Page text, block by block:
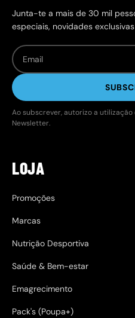
Junta-te a mais de 30 mil
especiais, novidades
Ao subscrever, autorizo a
Newsletter.
LOJA
Promoções
Marcas
Nutrição Desportiva
Saúde & Bem-estar
Emagrecimento
Pack's (Poupa+)